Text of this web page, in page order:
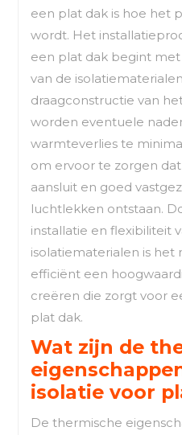
een plat dak is hoe het
wordt. Het
een plat dak begint
van de
draagconstructie van
worden eventuele
warmteverlies te
om ervoor te zorgen
aansluit en goed
luchtlekken ontstaan.
installatie en flexibiliteit
isolatiematerialen is het
efficiënt een
creëren die zorgt voor
plat dak.
Wat zijn de
isolatie voor
De thermische